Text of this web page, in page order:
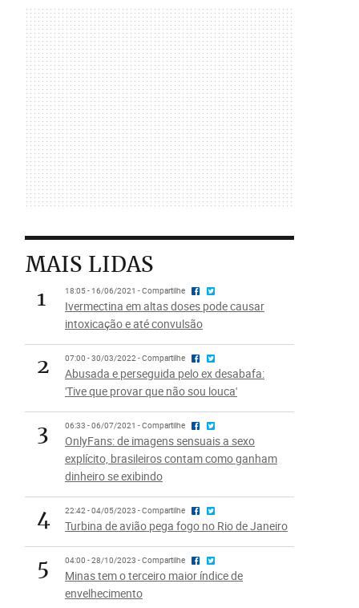
MAIS LIDAS
1
18:05 - 16/06/2021 - Compartilhe
Ivermectina em altas doses pode causar
intoxicação e até convulsão
2 07:00 - 30/03/2022 - Compartilhe
Abusada e perseguida pelo ex desabafa:
'Tive que provar que não sou louca'
3 06:33 - 06/07/2021 - Compartilhe
OnlyFans: de imagens sensuais a sexo
explícito, brasileiros contam como ganham
dinheiro se exibindo
4 22:42 - 04/05/2023 - Compartilhe
Turbina de avião pega fogo no Rio de Janeiro
5 04:00 - 28/10/2023 - Compartilhe
Minas tem o terceiro maior índice de
envelhecimento